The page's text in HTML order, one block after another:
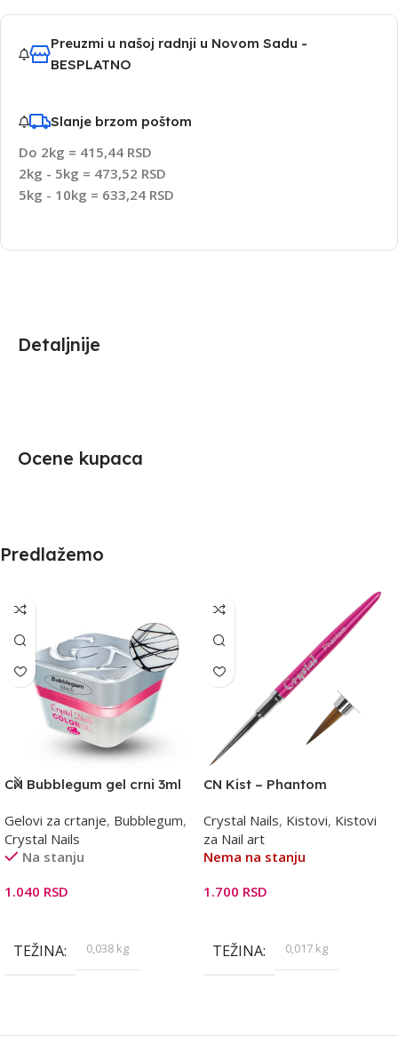
Preuzmi u našoj radnji u Novom Sadu -
BESPLATNO
Slanje brzom poštom
Do 2kg = 415,44 RSD
2kg - 5kg = 473,52 RSD
5kg - 10kg = 633,24 RSD
Detaljnije
Ocene kupaca
Predlažemo
CN Bubblegum gel crni 3ml
Gelovi za crtanje, Bubblegum,
Crystal Nails
Na stanju
1.040 RSD
TEŽINA 0,038 kg
CN Kist – Phantom
Crystal Nails, Kistovi, Kistovi
za Nail art
Nema na stanju
1.700 RSD
TEŽINA 0,017 kg